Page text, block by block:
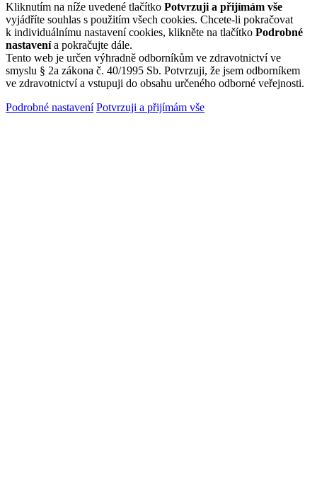
Kliknutím na níže uvedené tlačítko Potvrzuji a přijímám vše
vyjádříte souhlas s použitím všech cookies. Chcete-li pokračovat
k individuálnímu nastavení cookies, klikněte na tlačítko Podrobné
nastavenía pokračujte dále.
Tento web je určen výhradně odborníkům ve zdravotnictví ve
smyslu § 2a zákona č. 40/1995 Sb. Potvrzuji, že jsem odborníkem
ve zdravotnictví a vstupuji do obsahu určeného odborné veřejnosti.
Podrobné nastavení Potvrzuji a přijímám vše